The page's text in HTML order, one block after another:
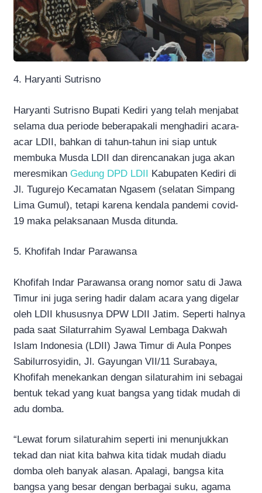
4. Haryanti Sutrisno
Haryanti Sutrisno Bupati Kediri yang telah menjabat
selama dua periode beberapakali menghadiri acara-
acar LDII, bahkan di tahun-tahun ini siap untuk
membuka Musda LDII dan direncanakan juga akan
meresmikan Gedung DPD LDII Kabupaten Kediri di
Jl. Tugurejo Kecamatan Ngasem (selatan Simpang
Lima Gumul), tetapi karena kendala pandemi covid-
19 maka pelaksanaan Musda ditunda.
5. Khofifah Indar Parawansa
Khofifah Indar Parawansa orang nomor satu di Jawa
Timur ini juga sering hadir dalam acara yang digelar
oleh LDII khususnya DPW LDII Jatim. Seperti halnya
pada saat Silaturrahim Syawal Lembaga Dakwah
Islam Indonesia (LDII) Jawa Timur di Aula Ponpes
Sabilurrosyidin, Jl. Gayungan VII/11 Surabaya,
Khofifah menekankan dengan silaturahim ini sebagai
bentuk tekad yang kuat bangsa yang tidak mudah di
adu domba.
“Lewat forum silaturahim seperti ini menunjukkan
tekad dan niat kita bahwa kita tidak mudah diadu
domba oleh banyak alasan. Apalagi, bangsa kita
bangsa yang besar dengan berbagai suku, agama